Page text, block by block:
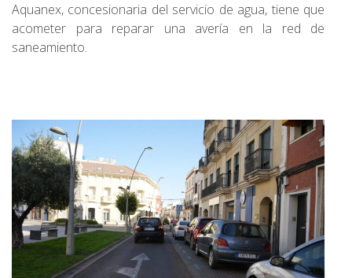
Aquanex, concesionaria del servicio de agua, tiene que
acometer para reparar una avería en la red de
saneamiento.